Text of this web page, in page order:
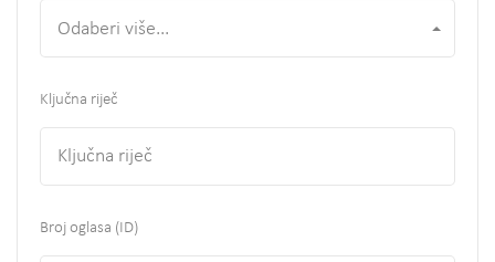
Odaberi više...
Ključna riječ
Broj oglasa (ID)